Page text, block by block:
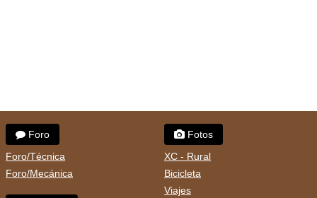
Foro
Foro/Técnica
Foro/Mecánica
Fotos
XC - Rural
Bicicleta
Viajes